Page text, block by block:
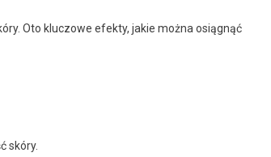
Oto kluczowe efekty, jakie można osiągnąć
skóry.